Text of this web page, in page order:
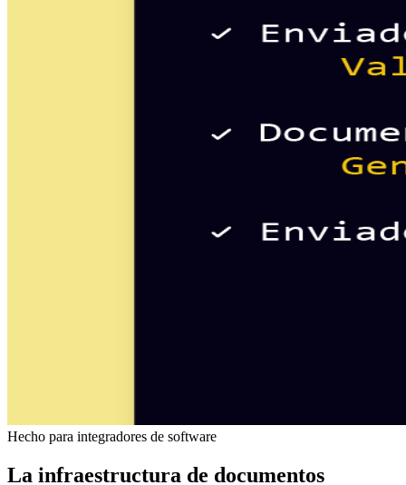
Hecho para integradores de software
La infraestructura de documentos